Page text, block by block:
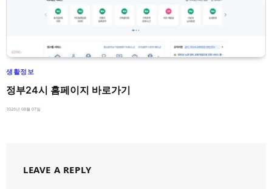
생활정보
정부24시 홈페이지 바로가기
2026년 08월 07일
LEAVE A REPLY